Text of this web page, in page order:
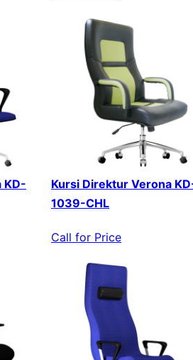
KD-
Kursi Direktur Verona
1039-CHL
Call for Price